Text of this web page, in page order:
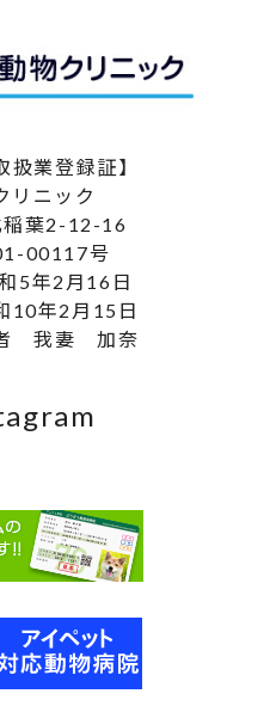
扱業登録証】
リニック
稲葉2-12-16
00117号
年2月16日
年2月15日
者 我妻 加奈